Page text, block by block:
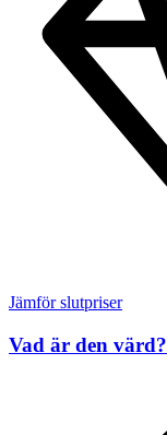
Jämför slutpriser
Vad är den värd?